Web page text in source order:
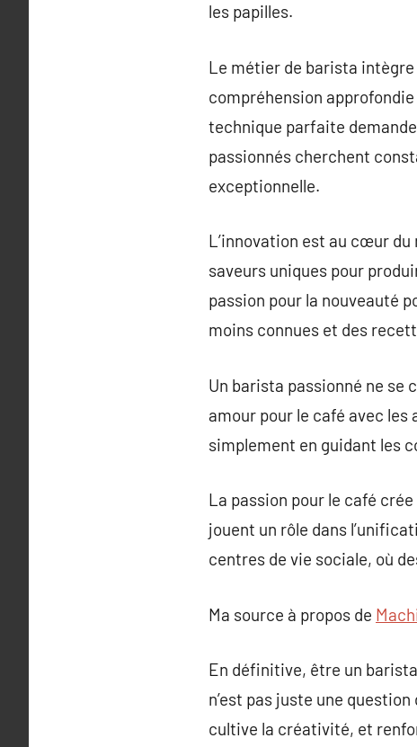
les papilles.
Le métier de barista intègre
compréhension
technique parfaite
passionnés cherchent
exceptionnelle.
L’innovation est au cœur
saveurs uniques pour
passion pour la nouveauté
moins connues et des
Un barista passionné ne se
amour pour le café avec
simplement en guidant les
La passion pour le café
jouent un rôle dans
centres de vie sociale, où
Ma source à propos de
En définitive, être un
n’est pas juste une
cultive la créativité, et